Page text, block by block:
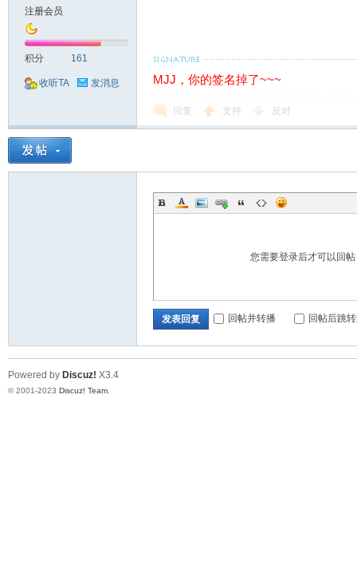
注册会员
积分 161
收听TA 发消息 MJJ，你的签名掉了~~~
回复 支持 反对
您需要登录后才可以回帖
发表回复 回帖并转播 回帖后跳
Powered by Discuz! X3.4
© 2001-2023 Discuz! Team